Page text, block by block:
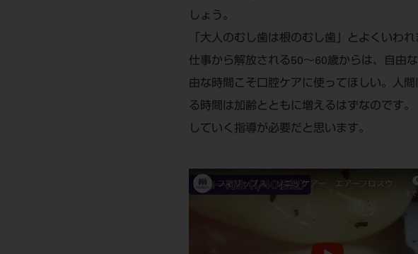
しょう。
「大人のむし歯は根のむし歯」とよくいわ
仕事から解放される50～60歳からは、自由
由な時間こそ口腔ケアに使ってほしい。人
る時間は加齢とともに増えるはずなのです
していく指導が必要だと思います。